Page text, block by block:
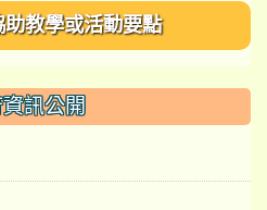
教學或活動要點
訊公開